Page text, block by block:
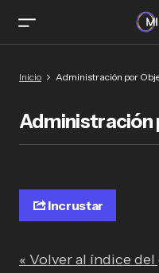
Inicio Administración por
Administración
Incrustar
« Volver al índice del